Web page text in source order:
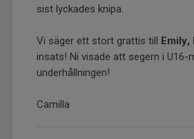
sist lyckades knipa.
Vi säger ett stort grattis till Emily,
insats! Ni visade att segern i
underhållningen!
Camilla